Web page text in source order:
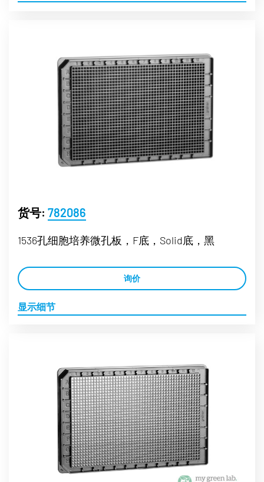
货号: 782086
1536孔细胞培养微孔板，F底，Solid底，黑
询价
显示细节